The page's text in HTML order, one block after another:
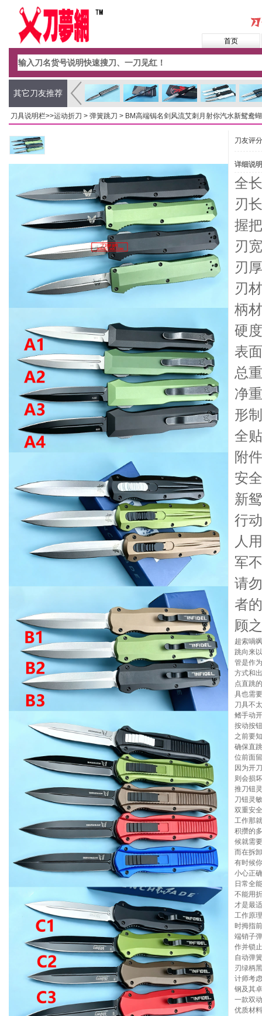
首页
其它刀友推荐
刀具说明栏>>运动折刀 > 弹簧跳刀 > BM高端锔名剑风流艾刺月射你汽水新鸳鸯
刀友评
详细说明
全
刃
握
刃
刃
刃
柄
硬
表
总
净
形
全
附
安
新
行
人
军
请
者
顾
超索喎
跳向来
管是作
方式和
点直跳
具也需
刀具不
鳍手动
按动按
之前要
确保直
位前面
因为开
则会损
推刀钮
刀钮灵
双重安
工作那
积攒的
候就需
而在拆
有时候
小心正
日常全
不能用
才是最
工作原
时拇指
端销子
作并锁
自动弹
刃绿柄
计师考
钢及其
一款双
优质材